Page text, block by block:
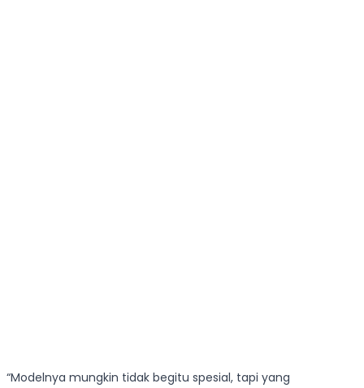
“Modelnya mungkin tidak begitu spesial, tapi yang